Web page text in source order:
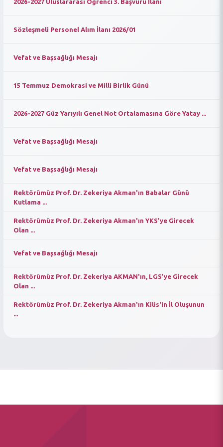
2026-2027 Uluslararası Öğrenci 3. Başvuru İlanı
Sözleşmeli Personel Alım İlanı 2026/01
Vefat ve Başsağlığı Mesajı
15 Temmuz Demokrasi ve Milli Birlik Günü
2026-2027 Güz Yarıyılı Genel Not Ortalamasına Göre Yatay ...
Vefat ve Başsağlığı Mesajı
Vefat ve Başsağlığı Mesajı
Rektörümüz Prof. Dr. Zekeriya Akman'ın Babalar Günü
Kutlama ...
Rektörümüz Prof. Dr. Zekeriya Akman'ın YKS'ye Girecek
Olan ...
Vefat ve Başsağlığı Mesajı
Rektörümüz Prof. Dr. Zekeriya AKMAN'ın, LGS'ye Girecek
Olan ...
Rektörümüz Prof. Dr. Zekeriya Akman'ın Kilis'in İl Oluşunun